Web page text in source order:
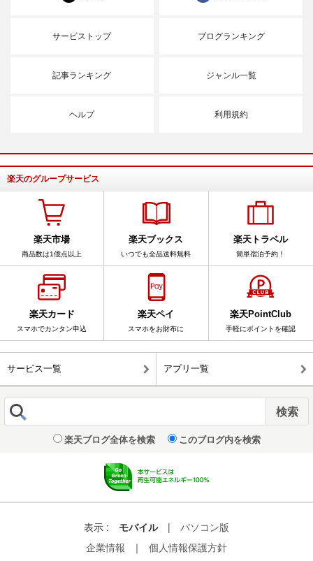
サービストップ ブログランキング
記事ランキング ジャンル一覧
ヘルプ 利用規約
楽天のグループサービス
楽天市場
商品数は1億点以上
楽天ブックス
いつでも全品送料無料
楽天トラベル
簡単宿泊予約！
楽天カード
スマホでカンタン申込
楽天ペイ
スマホをお財布に
楽天PointClub
手軽にポイントを確認
サービス一覧 アプリ一覧
楽天ブログ全体を検索 このブログ内を検索
表示 : モバイル |
パソコン版
企業情報
｜ 個人情報保護方針